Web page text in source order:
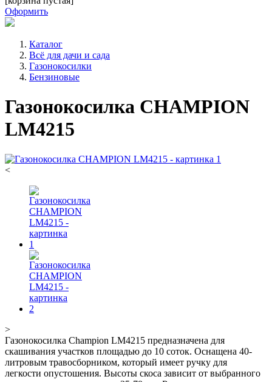
Оформить
Каталог
Всё для дачи и сада
Газонокосилки
Бензиновые
Газонокосилка CHAMPION
LM4215
<
>
Газонокосилка Champion LM4215 предназначена для
скашивания участков площадью до 10 соток. Оснащена 40-
литровым травосборником, который имеет ручку для
легкости опустошения. Высоты скоса зависит от выбранного